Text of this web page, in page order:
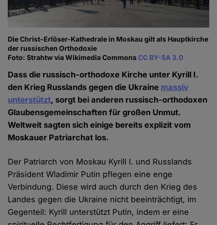
Die Christ-Erlöser-Kathedrale in Moskau gilt als Hauptkirche
der russischen Orthodoxie
Foto: Strahtw via Wikimedia CommonsCC BY-SA 3.0
Dass die russisch-orthodoxe Kirche unter Kyrill I.
den Krieg Russlands gegen die Ukraine massiv
unterstützt, sorgt bei anderen russisch-orthodoxen
Glaubensgemeinschaften für großen Unmut.
Weltweit sagten sich einige bereits explizit vom
Moskauer Patriarchat los.
Der Patriarch von Moskau Kyrill I. und Russlands
Präsident Wladimir Putin pflegen eine enge
Verbindung. Diese wird auch durch den Krieg des
Landes gegen die Ukraine nicht beeinträchtigt, im
Gegenteil: Kyrill unterstützt Putin, indem er eine